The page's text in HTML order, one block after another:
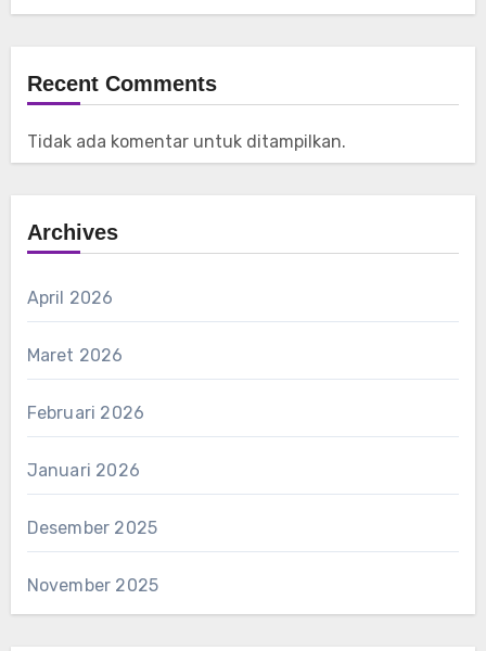
Recent Comments
Tidak ada komentar untuk ditampilkan.
Archives
April 2026
Maret 2026
Februari 2026
Januari 2026
Desember 2025
November 2025